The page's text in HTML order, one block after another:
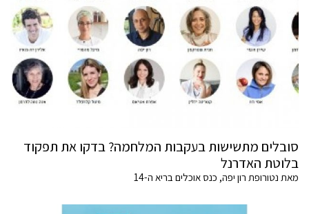
סובלים מתשישות בעקבות המלחמה? בדקו את תפקוד
בלוטת האדרנל
מאת נטורופת רון יפה, כנס אוכלים בריא ה-14